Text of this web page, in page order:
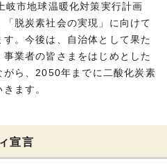
岐市地球温暖化対策実行計画
「脱炭素社会の実現」に向けて
。今後は、自治体として果た
業者の皆さまをはじめとした
ら、2050年までに二酸化炭素
ます。
宣言